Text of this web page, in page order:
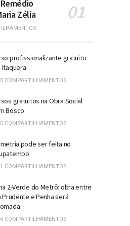
Zélia
profissionalizante gratuito
Itaquera
0 COMPARTILHAMENTOS
gratuitos na Obra Social
Bosco
0 COMPARTILHAMENTOS
pode ser feita no
1 COMPARTILHAMENTOS
2-Verde do Metrô: obra entre
Prudente e Penha será
6 COMPARTILHAMENTOS